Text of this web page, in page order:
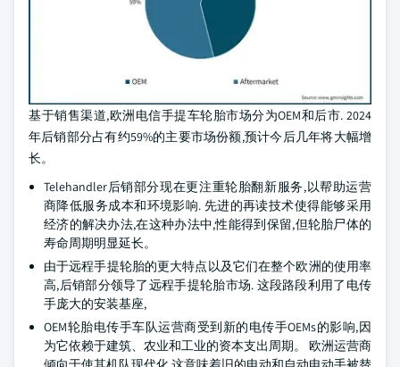
基于销售渠道,欧洲电信手提车轮胎市场分为OEM和后市. 2024
年后销部分占有约59%的主要市场份额,预计今后几年将大幅增
长。
Telehandler后销部分现在更注重轮胎翻新服务,以帮助运营
商降低服务成本和环境影响. 先进的再读技术使得能够采用
经济的解决办法,在这种办法中,性能得到保留,但轮胎尸体的
寿命周期明显延长。
由于远程手提轮胎的更大特点以及它们在整个欧洲的使用率
高,后销部分领导了远程手提轮胎市场. 这段路段利用了电传
手庞大的安装基座,
OEM轮胎电传手车队运营商受到新的电传手OEMs的影响,因
为它依赖于建筑、农业和工业的资本支出周期。 欧洲运营商